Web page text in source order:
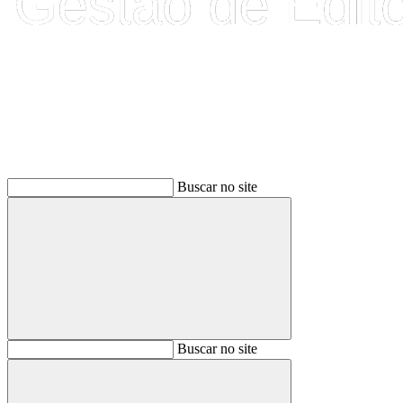
Buscar no site
BuscarBuscar no site